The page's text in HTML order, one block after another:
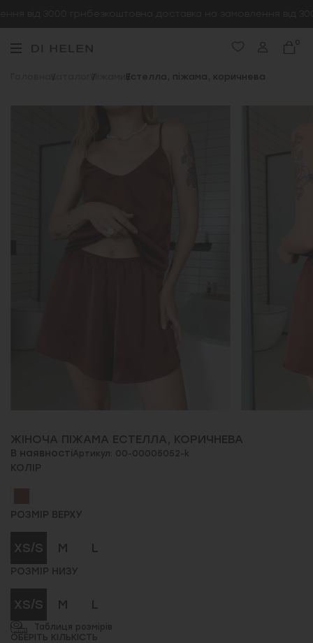
безкоштовна доставка на замовлення від
0
Каталог Піжами Естелла, піжама, коричнева
ЖІНОЧА ПІЖАМА ЕСТЕЛЛА, КОРИЧНЕВА
В наявностіАртикул: 00-00005052-k
КОЛІР
РОЗМІР ВЕРХУ
XS/S M L
РОЗМІР НИЗУ
XS/S M L
Таблиця розмірів
ОБЕРІТЬ КІЛЬКІСТЬ